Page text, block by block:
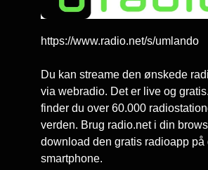
https://www.radio.net/s/umlando
Du kan streame den ønskede
via webradio. Det er live og
finder du over 60.000
verden. Brug radio.net i din
download den gratis radioapp på
smartphone.